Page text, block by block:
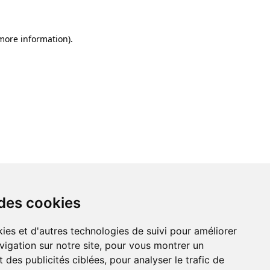
cookies
et d'autres technologies de suivi pour améliorer
sur notre site, pour vous montrer un
des publicités ciblées, pour analyser le trafic de
information).